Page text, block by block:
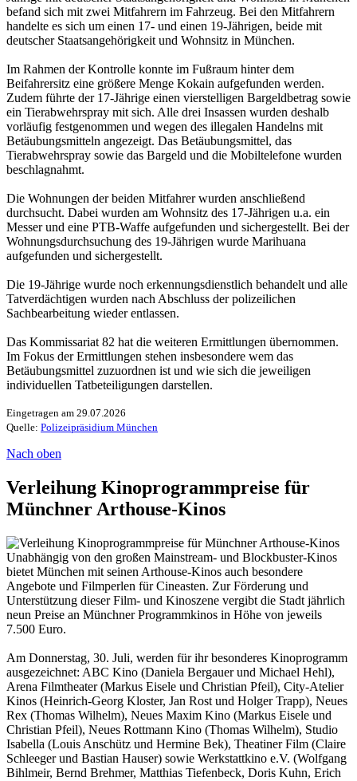
befand sich mit zwei Mitfahrern im Fahrzeug. Bei den Mitfahrern
handelte es sich um einen 17- und einen 19-Jährigen, beide mit
deutscher Staatsangehörigkeit und Wohnsitz in München.
Im Rahmen der Kontrolle konnte im Fußraum hinter dem
Beifahrersitz eine größere Menge Kokain aufgefunden werden.
Zudem führte der 17-Jährige einen vierstelligen Bargeldbetrag sowie
ein Tierabwehrspray mit sich. Alle drei Insassen wurden deshalb
vorläufig festgenommen und wegen des illegalen Handelns mit
Betäubungsmitteln angezeigt. Das Betäubungsmittel, das
Tierabwehrspray sowie das Bargeld und die Mobiltelefone wurden
beschlagnahmt.
Die Wohnungen der beiden Mitfahrer wurden anschließend
durchsucht. Dabei wurden am Wohnsitz des 17-Jährigen u.a. ein
Messer und eine PTB-Waffe aufgefunden und sichergestellt. Bei der
Wohnungsdurchsuchung des 19-Jährigen wurde Marihuana
aufgefunden und sichergestellt.
Die 19-Jährige wurde noch erkennungsdienstlich behandelt und alle
Tatverdächtigen wurden nach Abschluss der polizeilichen
Sachbearbeitung wieder entlassen.
Das Kommissariat 82 hat die weiteren Ermittlungen übernommen.
Im Fokus der Ermittlungen stehen insbesondere wem das
Betäubungsmittel zuzuordnen ist und wie sich die jeweiligen
individuellen Tatbeteiligungen darstellen.
Eingetragen am 29.07.2026
Quelle: Polizeipräsidium München
Nach oben
Verleihung Kinoprogrammpreise für
Münchner Arthouse-Kinos
Unabhängig von den großen Mainstream- und Blockbuster-Kinos
bietet München mit seinen Arthouse-Kinos auch besondere
Angebote und Filmperlen für Cineasten. Zur Förderung und
Unterstützung dieser Film- und Kinoszene vergibt die Stadt jährlich
neun Preise an Münchner Programmkinos in Höhe von jeweils
7.500 Euro.
Am Donnerstag, 30. Juli, werden für ihr besonderes Kinoprogramm
ausgezeichnet: ABC Kino (Daniela Bergauer und Michael Hehl),
Arena Filmtheater (Markus Eisele und Christian Pfeil), City-Atelier
Kinos (Heinrich-Georg Kloster, Jan Rost und Holger Trapp), Neues
Rex (Thomas Wilhelm), Neues Maxim Kino (Markus Eisele und
Christian Pfeil), Neues Rottmann Kino (Thomas Wilhelm), Studio
Isabella (Louis Anschütz und Hermine Bek), Theatiner Film (Claire
Schleeger und Bastian Hauser) sowie Werkstattkino e.V. (Wolfgang
Bihlmeir, Bernd Brehmer, Matthias Tiefenbeck, Doris Kuhn, Erich